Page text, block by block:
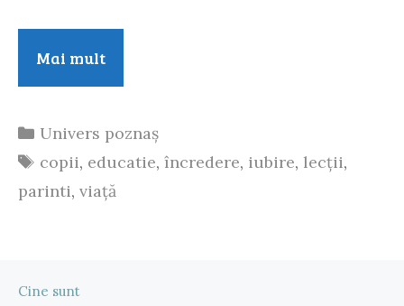
Mai multJocul
imaginației
îl
înveți
Categorii
Univers poznaș
Etichete
copii, educatie, încredere, iubire, lecții,
parinti, viață
Cine sunt